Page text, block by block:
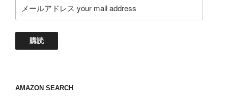
ー
ド
your
購読
AMAZON SEARCH